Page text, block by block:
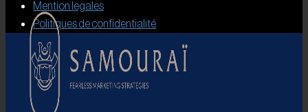
Mention legales
Politiques de confidentialité